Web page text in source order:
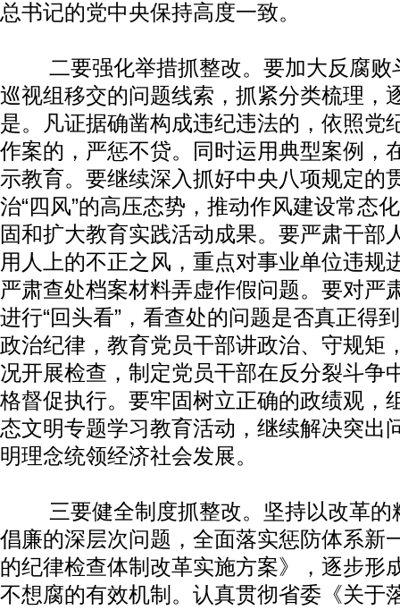
总书记的党中央保持高度一致。
二要强化举措抓整改。要加大反腐败
巡视组移交的问题线索，抓紧分类梳理，
是。凡证据确凿构成违纪违法的，依照党
作案的，严惩不贷。同时运用典型案例，
示教育。要继续深入抓好中央八项规定的
治“四风”的高压态势，推动作风建设常态
固和扩大教育实践活动成果。要严肃干部
用人上的不正之风，重点对事业单位违规
严肃查处档案材料弄虚作假问题。要对严
进行“回头看”，看查处的问题是否真正得
政治纪律，教育党员干部讲政治、守规矩
况开展检查，制定党员干部在反分裂斗争
格督促执行。要牢固树立正确的政绩观，
态文明专题学习教育活动，继续解决突出
明理念统领经济社会发展。
三要健全制度抓整改。坚持以改革的
倡廉的深层次问题，全面落实惩防体系新
的纪律检查体制改革实施方案》，逐步形
不想腐的有效机制。认真贯彻省委《关于